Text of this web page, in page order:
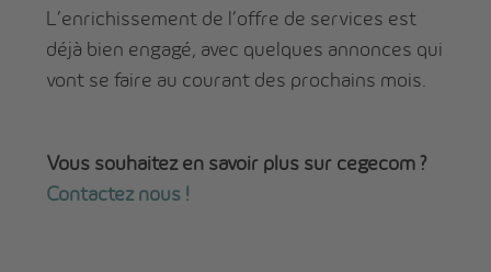
L’enrichissement de l’offre de services est
déjà bien engagé, avec quelques annonces qui
vont se faire au courant des prochains mois.
Vous souhaitez en savoir plus sur cegecom ?
Contactez nous !